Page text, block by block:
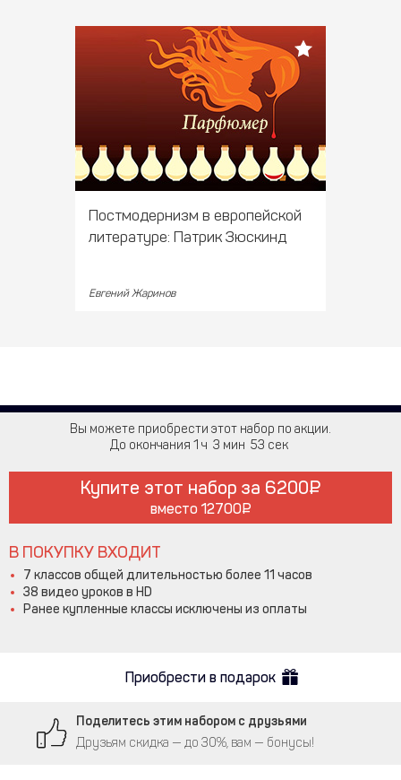
Постмодернизм в европейской
литературе: Патрик Зюскинд
Евгений Жаринов
Вы можете приобрести этот набор по акции.
До окончания 1 3 52
Купите этот набор за 6200
вместо 12700
В ПОКУПКУ ВХОДИТ
7 классов общей длительностью более 11 часов
38 видео уроков в HD
Ранее купленные классы исключены из оплаты
Приобрести в подарок
Поделитесь этим набором с друзьями
Друзьям скидка — до 30%, вам — бонусы!